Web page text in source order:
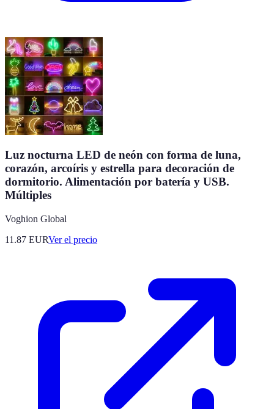
Luz nocturna LED de neón con forma de luna,
corazón, arcoíris y estrella para decoración de
dormitorio. Alimentación por batería y USB.
Múltiples
Voghion Global
11.87 EURVer el precio